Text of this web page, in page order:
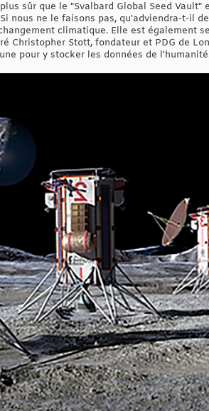
sûr que le "Svalbard Global Seed Vault"
nous ne le faisons pas, qu'adviendra-t-il
climatique. Elle est également
Christopher Stott, fondateur et PDG de
pour y stocker les données de